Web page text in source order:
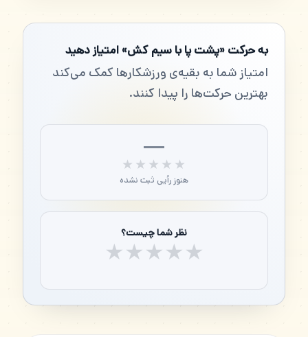
به حرکت «پشت پا با سیم کش» امتیاز دهید
امتیاز شما به بقیه‌ی ورزشکارها کمک می‌کند
بهترین حرکت‌ها را پیدا کنند.
—
★★★★★
هنوز رأیی ثبت نشده
نظر شما چیست؟
★★★★★